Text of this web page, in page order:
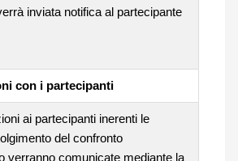
inviata notifica al partecipante
con i partecipanti
ai partecipanti inerenti le
del confronto
verranno comunicate mediante la